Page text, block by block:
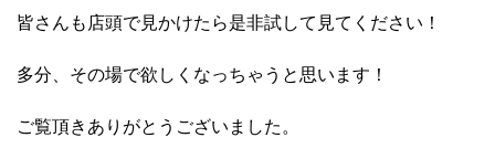
皆さんも店頭で見かけたら是非試して見てください！
多分、その場で欲しくなっちゃうと思います！
ご覧頂きありがとうございました。